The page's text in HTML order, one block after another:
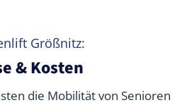
Größnitz:
& Kosten
die Mobilität von Senioren